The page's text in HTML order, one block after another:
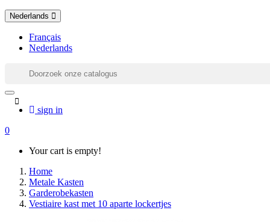
Nederlands
Français
Nederlands
sign in
0
Your cart is empty!
Home
Metale Kasten
Garderobekasten
Vestiaire kast met 10 aparte lockertjes